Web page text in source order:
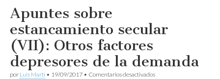
Apuntes sobre
estancamiento secular
(VII): Otros factores
depresores de la demanda
por Luis Martí • 19/09/2017 • Comentarios desactivadosen